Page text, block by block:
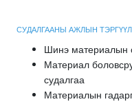
СУДАЛГААНЫ АЖЛЫН
Шинэ материалын
Материал
судалгаа
Материалын